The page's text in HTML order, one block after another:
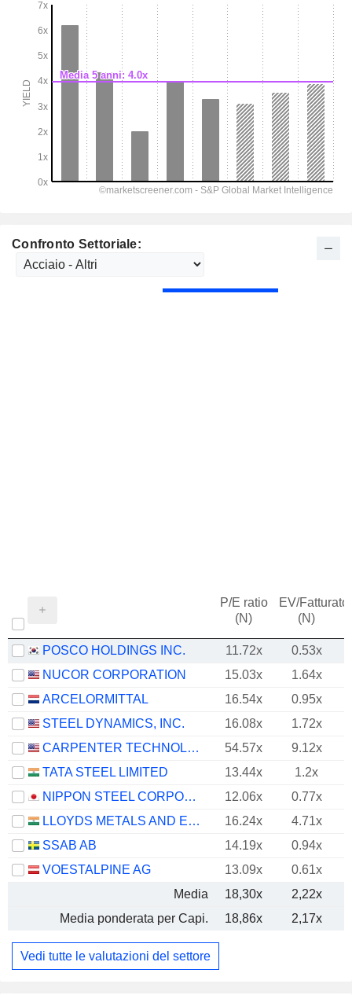
Confronto Settoriale:
P/E ratio
(N)
EV/Fatturato
(N)
POSCO HOLDINGS INC. 11.72x
0.53x
NUCOR CORPORATION
15.03x
1.64x
ARCELORMITTAL
16.54x
0.95x
STEEL DYNAMICS, INC.
16.08x 1.72x
CARPENTER TECHNOLOGY CORPORATION
54.57x 9.12x
TATA STEEL LIMITED
13.44x
1.2x
NIPPON STEEL CORPORATION
12.06x
0.77x
LLOYDS METALS AND ENERGY LIMITED
16.24x 4.71x
SSAB AB
14.19x
0.94x
VOESTALPINE AG
13.09x
0.61x
Media
18,30x 2,22x
Media ponderata per Capi.
18,86x 2,17x
Vedi tutte le valutazioni del settore